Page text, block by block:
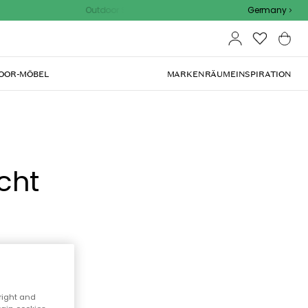
Outdoor Sale - 15% EXTRA rabatt mit code Germany
MÖBEL MARKENRÄUMEINSPIRATION
and